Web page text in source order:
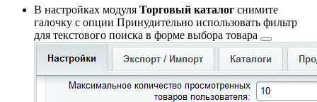
В настройках модуля Торговый каталог снимите
галочку с опции Принудительно использовать фильтр
для текстового поиска в форме выбора товара